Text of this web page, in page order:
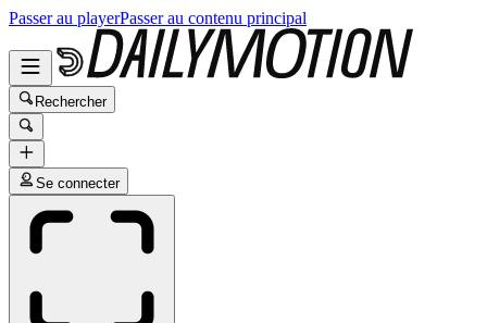
Passer au playerPasser au contenu principal
Rechercher
Se connecter